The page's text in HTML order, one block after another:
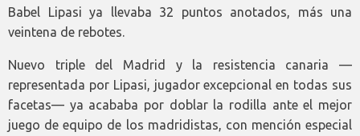
Babel Lipasi ya llevaba 32 puntos anotados, más una
veintena de rebotes.
Nuevo triple del Madrid y la resistencia canaria —
representada por Lipasi, jugador excepcional en todas sus
facetas— ya acababa por doblar la rodilla ante el mejor
juego de equipo de los madridistas, con mención especial